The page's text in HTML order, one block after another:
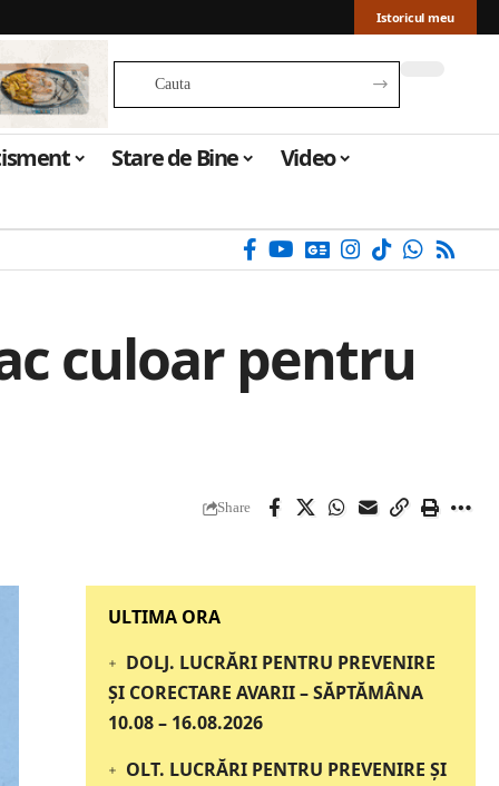
Istoricul meu
Stare de Bine Video
culoar pentru
Share
‎‎‎‎‎‎‎ULTIMA ORA
DOLJ. LUCRĂRI PENTRU PREVENIRE
ȘI CORECTARE AVARII – SĂPTĂMÂNA
10.08 – 16.08.2026
OLT. LUCRĂRI PENTRU PREVENIRE ȘI